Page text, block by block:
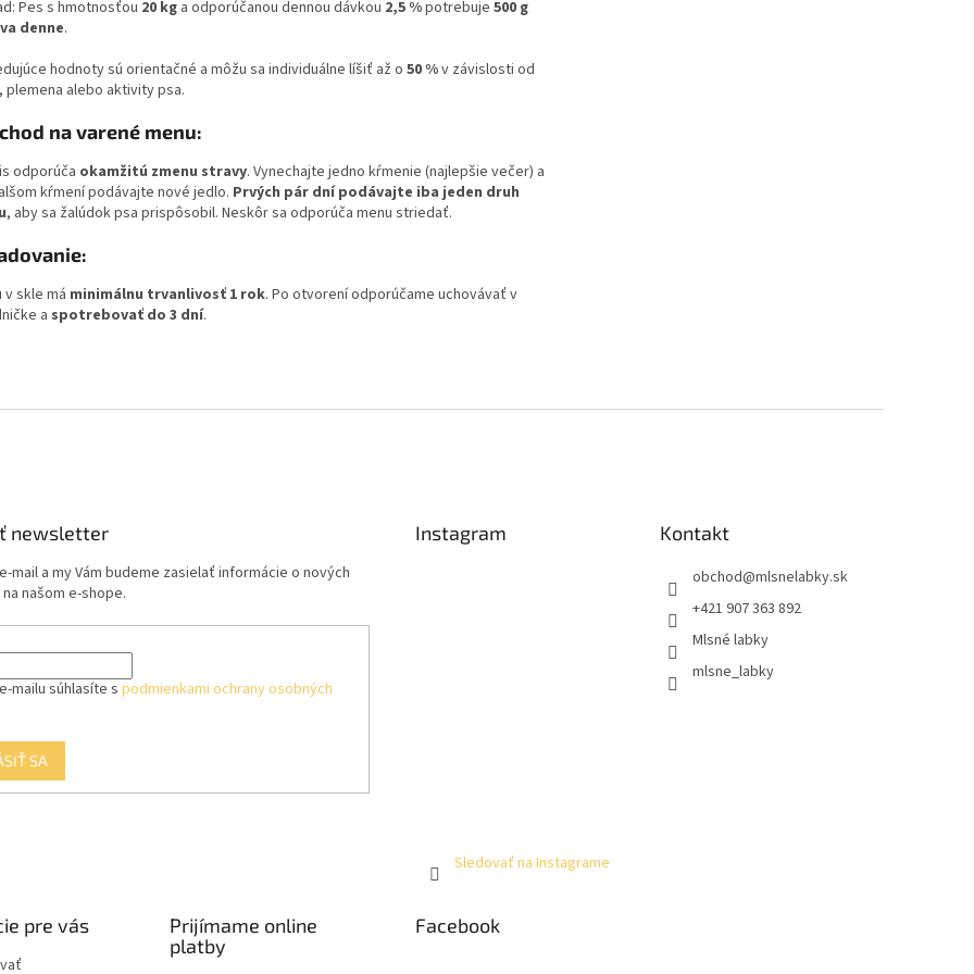
Pes s hmotnosťou 20 kg a odporúčanou dennou dávkou 2,5 %potrebuje 500 g
denne.
hodnoty sú orientačné a môžu sa individuálne líšiť až o 50 %v závislosti od
plemena alebo aktivity psa.
na varené menu:
odporúča okamžitú zmenu stravy. Vynechajte jedno kŕmenie (najlepšie večer) a
kŕmení podávajte nové jedlo. Prvých pár dní podávajte iba jeden druh
, aby sa žalúdok psa prispôsobil. Neskôr sa odporúča menu striedať.
v skle má minimálnu trvanlivosť 1 rok. Po otvorení odporúčame uchovávať v
a spotrebovať do 3 dní.
newsletter
mail a my Vám budeme zasielať informácie o nových
našom e-shope.
mailu súhlasíte s podmienkami ochrany osobných
SA
Instagram
Sledovať na Instagrame
Kontakt
obchod@mlsnelabky.sk
+421 907 363 892
Mlsné labky
mlsne_labky
pre vás
Prijímame online
platby
Facebook